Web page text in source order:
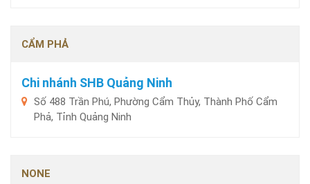
CẨM PHẢ
Chi nhánh SHB Quảng Ninh
Số 488 Trần Phú, Phường Cẩm Thủy, Thành Phố Cẩm
Phả, Tỉnh Quảng Ninh
NONE